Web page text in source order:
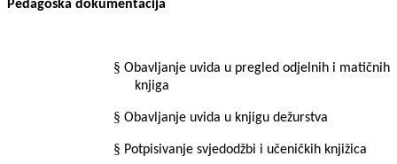
Pedagoška dokumentacija
§ Obavljanje uvida u pregled odjelnih i matičnih
knjiga
§ Obavljanje uvida u knjigu dežurstva
§ Potpisivanje svjedodžbi i učeničkih knjižica